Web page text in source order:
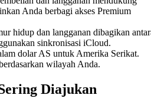
Anda berbagi akses Premium
hidup dan langganan dibagikan
sinkronisasi iCloud.
dolar AS untuk Amerika Serikat.
wilayah Anda.
Diajukan